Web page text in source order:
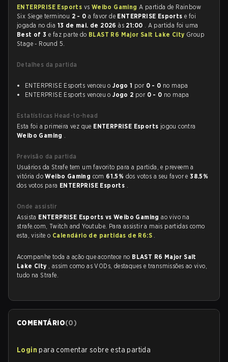
ENTERPRISE Esports vs Weibo GamingA partida de Rainbow
Six Siege terminou 2 - 0 a favor de ENTERPRISE Esportse foi
jogada no dia 13 de mai. de 2026às 21:00 . A partida foi uma
Best of 3 e faz parte do BLAST R6 Major Salt Lake City Group
Stage - Round 5.
Detalhes da partida
ENTERPRISE Esports venceu oJogo 1 por 0 - 0 no mapa
ENTERPRISE Esports venceu oJogo 2 por 0 - 0 no mapa
Estatísticas Head-to-head
Esta foi a primeira vez que ENTERPRISE Esports jogou contra
Weibo Gaming .
Previsão da partida
Usuários da Strafe tem um favorito para a partida, e preveem a
vitória doWeibo Gaming com 61.5% dos votos a seu favor e38.5%
dos votos para ENTERPRISE Esports .
Onde assistir
Assista ENTERPRISE Esports vs Weibo Gamingao vivo na
strafe.com, Twitch and Youtube. Para assistir a mais partidas como
esta, visite o Calendário de partidas de R6:S .
Acompanhe toda a ação que acontece no BLAST R6 Major Salt
Lake City , assim como as VODs, destaques e transmissões ao vivo,
tudo na Strafe.
COMENTÁRIO(0)
Login para comentar sobre esta partida